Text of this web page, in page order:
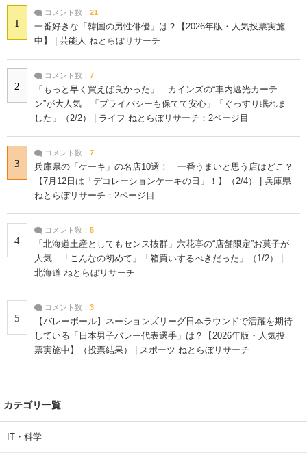
1
コメント数： 21
一番好きな「韓国の男性俳優」は？【2026年版・人気投票実施
中】 | 芸能人 ねとらぼリサーチ
2
コメント数： 7
「もっと早く買えば良かった」 カインズの“車内遮光カーテ
ン”が大人気 「プライバシーも保てて安心」「ぐっすり眠れま
した」（2/2） | ライフ ねとらぼリサーチ：2ページ目
3
コメント数： 7
兵庫県の「ケーキ」の名店10選！ 一番うまいと思う店はどこ？
【7月12日は「デコレーションケーキの日」！】（2/4） | 兵庫県
ねとらぼリサーチ：2ページ目
4
コメント数： 5
「北海道土産としてもセンス抜群」六花亭の“店舗限定”お菓子が
人気 「こんなの初めて」「箱買いするべきだった」（1/2） |
北海道 ねとらぼリサーチ
5
コメント数： 3
【バレーボール】ネーションズリーグ日本ラウンドで活躍を期待
している「日本男子バレー代表選手」は？【2026年版・人気投
票実施中】（投票結果） | スポーツ ねとらぼリサーチ
カテゴリ一覧
IT・科学